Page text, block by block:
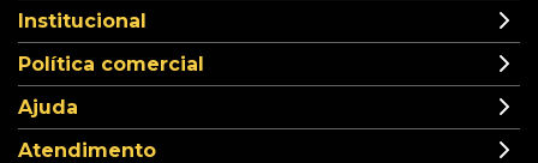
Institucional
Política comercial
Ajuda
Atendimento